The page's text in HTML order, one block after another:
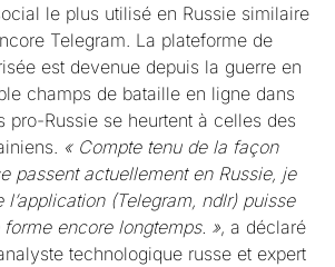
le plus utilisé en Russie similaire
Telegram. La plateforme de
est devenue depuis la guerre en
champs de bataille en ligne dans
pro-Russie se heurtent à celles des
« Compte tenu de la façon
passent actuellement en Russie, je
(Telegram, ndlr) puisse
encore longtemps. », a déclaré
technologique russe et expert